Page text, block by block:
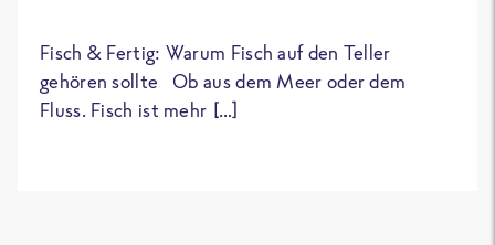
Fisch & Fertig: Warum Fisch auf den Teller
gehören sollte Ob aus dem Meer oder dem
Fluss. Fisch ist mehr […]